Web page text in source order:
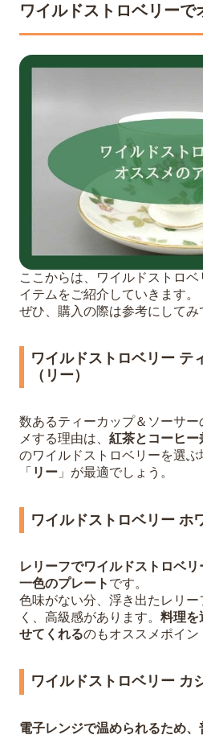
ワイルドストロベリーで
ここからは、ワイルドストロ
イテムをご紹介していきます。
ぜひ、購入の際は参考にしてみ
ワイルドストロベリー テ
（リー）
数あるティーカップ＆ソーサー
メする理由は、 紅茶とコーヒー
のワイルドストロベリーを選
「 リー 」が最適でしょう。
ワイルドストロベリー ホ
レリーフでワイルドストロベ
一色のプレート です。
色味がない分、浮き出たレリ
く、高級感があります。 料理を
せてくれるのもオススメポイン
ワイルドストロベリー カ
電子レンジで温められるため